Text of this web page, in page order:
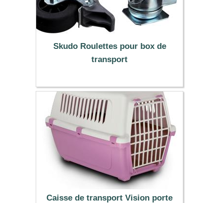
Skudo Roulettes pour box de
transport
33.90 €
Caisse de transport Vision porte